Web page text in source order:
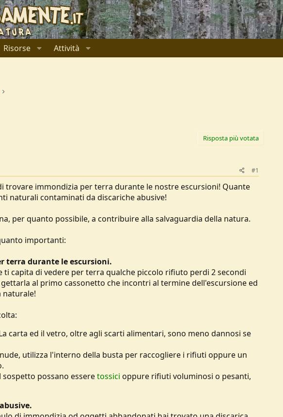
Risorse Attività
Risposta più votata
#1
trovare immondizia per terra durante le nostre escursioni! Quante
naturali contaminati da discariche abusive!
per quanto possibile, a contribuire alla salvaguardia della natura.
importanti:
terra durante le escursioni.
capita di vedere per terra qualche piccolo rifiuto perdi 2 secondi
al primo cassonetto che incontri al termine dell'escursione ed
naturale!
carta ed il vetro, oltre agli scarti alimentari, sono meno dannosi se
utilizza l'interno della busta per raccogliere i rifiuti oppure un
possano esseretossici oppure rifiuti voluminosi o pesanti,